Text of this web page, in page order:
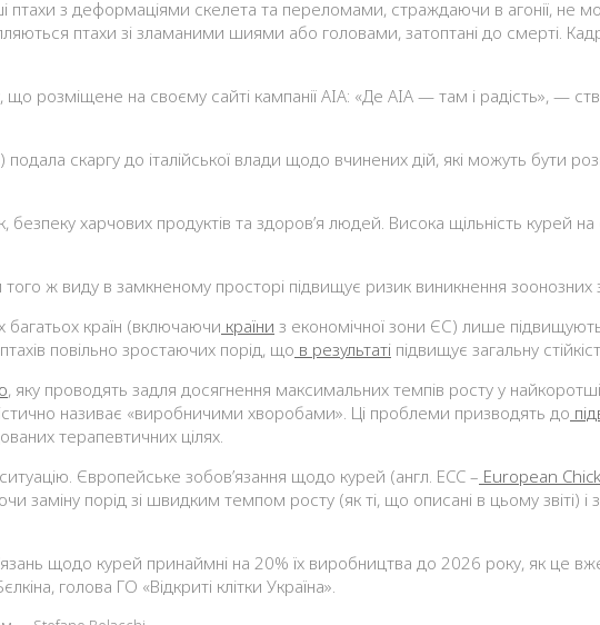
птахи з деформаціями скелета та переломами, страждаючи в агонії, не
птахи зі зламаними шиями або головами, затоптані до смерті.
що розміщене на своєму сайті кампанії AIA: «Де AIA — там і радість», —
подала скаргу до італійської влади щодо вчинених дій, які можуть бути
харчових продуктів та здоров’я людей. Висока щільність курей
ж виду в замкненому просторі підвищує ризик виникнення зоонозних
багатьох країн (включаючи країни з економічної зони ЄС) лише
повільно зростаючих порід, що в результаті підвищує загальну
, яку проводять задля досягнення максимальних темпів росту у
називає «виробничими хворобами». Ці проблеми призводять до
терапевтичних цілях.
Європейське зобов’язання щодо курей (англ. ECC – European
заміну порід зі швидким темпом росту (як ті, що описані в цьому звіті)
щодо курей принаймні на 20% їх виробництва до 2026 року, як це
голова ГО «Відкриті клітки Україна».